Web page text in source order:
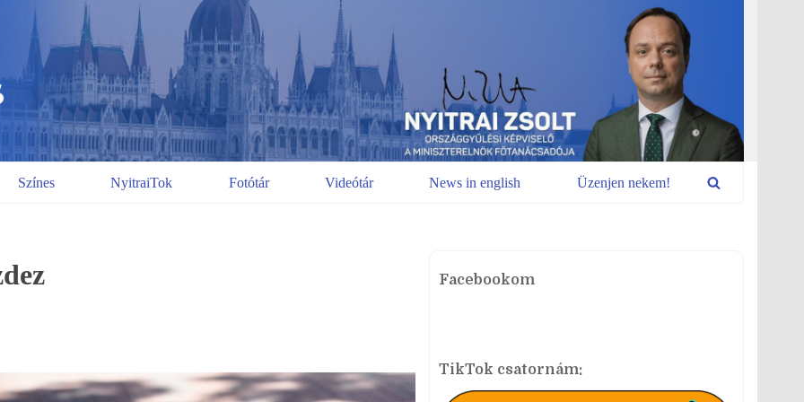
Színes NyitraiTok Fotótár Videótár News in english Üzenjen nekem!
Facebookom
TikTok csatornám: